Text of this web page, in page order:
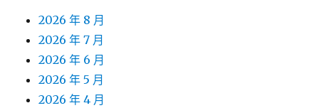
2026 年 8 月
2026 年 7 月
2026 年 6 月
2026 年 5 月
2026 年 4 月